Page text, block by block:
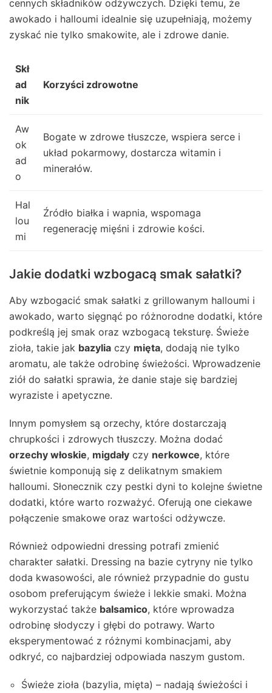
cennych składników odżywczych. Dzięki temu, że
awokado i halloumi idealnie się uzupełniają, możemy
zyskać nie tylko smakowite, ale i zdrowe danie.
Skł
ad
nik
Korzyści zdrowotne
Aw
ok
ad
o
Bogate w zdrowe tłuszcze, wspiera serce i
układ pokarmowy, dostarcza witamin i
minerałów.
Hal
lou
mi
Źródło białka i wapnia, wspomaga
regenerację mięśni i zdrowie kości.
Jakie dodatki wzbogacą smak sałatki?
Aby wzbogacić smak sałatki z grillowanym halloumi i
awokado, warto sięgnąć po różnorodne dodatki, które
podkreślą jej smak oraz wzbogacą teksturę. Świeże
zioła, takie jak bazylia czy mięta, dodają nie tylko
aromatu, ale także odrobinę świeżości. Wprowadzenie
ziół do sałatki sprawia, że danie staje się bardziej
wyraziste i apetyczne.
Innym pomysłem są orzechy, które dostarczają
chrupkości i zdrowych tłuszczy. Można dodać
orzechy włoskie, migdały czy nerkowce, które
świetnie komponują się z delikatnym smakiem
halloumi. Słonecznik czy pestki dyni to kolejne świetne
dodatki, które warto rozważyć. Oferują one ciekawe
połączenie smakowe oraz wartości odżywcze.
Również odpowiedni dressing potrafi zmienić
charakter sałatki. Dressing na bazie cytryny nie tylko
doda kwasowości, ale również przypadnie do gustu
osobom preferującym świeże i lekkie smaki. Można
wykorzystać także balsamico, które wprowadza
odrobinę słodyczy i głębi do potrawy. Warto
eksperymentować z różnymi kombinacjami, aby
odkryć, co najbardziej odpowiada naszym gustom.
Świeże zioła (bazylia, mięta) – nadają świeżości i